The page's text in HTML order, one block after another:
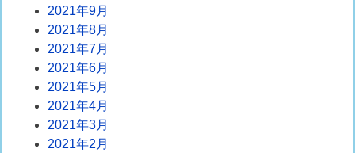
2021年9月
2021年8月
2021年7月
2021年6月
2021年5月
2021年4月
2021年3月
2021年2月